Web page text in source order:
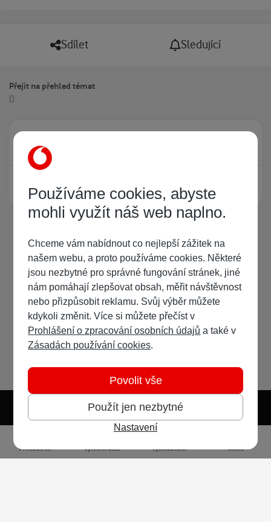
Sdílet Sledující
Přejít na přehled témat
Žádný registrovaný uživatel si neprohlíží tuto stránku
Světlý režim Předvolba systému
Přihlásit se Vytvořit účet Vyhledávání Menu
Používáme cookies, abyste
mohli využít náš web naplno.
Chceme vám nabídnout co nejlepší zážitek na
našem webu, a proto používáme cookies. Některé
jsou nezbytné pro správné fungování stránek, jiné
nám pomáhají zlepšovat obsah, měřit návštěvnost
nebo přizpůsobit reklamu. Svůj výběr můžete
kdykoli změnit. Více si můžete přečíst v
Prohlášení o zpracování osobních údajů a také v
Zásadách používání cookies.
Použít jen nezbytné
Povolit vše
Nastavení